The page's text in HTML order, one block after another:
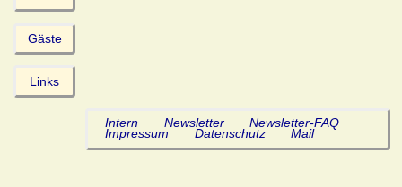
Gäste
Links
Intern Newsletter
Newsletter-FAQ
Impressum
Datenschutz Mail